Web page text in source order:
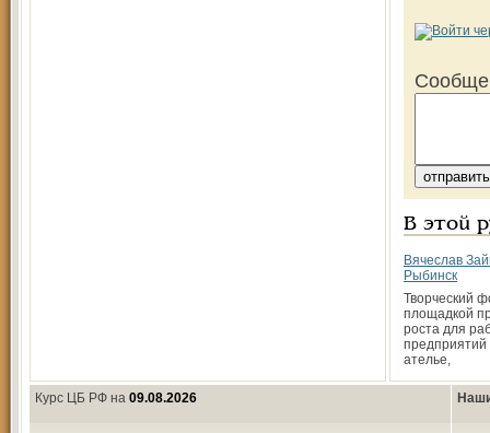
В этой
Вячеслав
Рыбинск
Творческий
площадкой
роста для
предприятий
ателье,
Курс ЦБ РФ на 09.08.2026